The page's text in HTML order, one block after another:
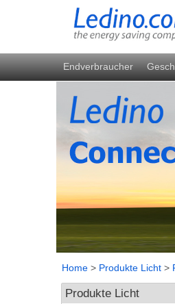
Endverbraucher
Home > Produkte Licht >
Produkte Licht